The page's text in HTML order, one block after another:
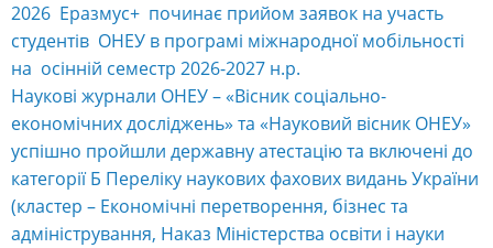
2026 Еразмус+ починає прийом заявок на участь
студентів ОНЕУ в програмі міжнародної мобільності
на осінній семестр 2026-2027 н.р.
Наукові журнали ОНЕУ – «Вісник соціально-
економічних досліджень» та «Науковий вісник ОНЕУ»
успішно пройшли державну атестацію та включені до
категорії Б Переліку наукових фахових видань України
(кластер – Економічні перетворення, бізнес та
адміністрування, Наказ Міністерства освіти і науки